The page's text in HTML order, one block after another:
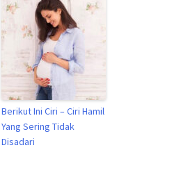
Berikut Ini Ciri – Ciri Hamil
Yang Sering Tidak
Disadari